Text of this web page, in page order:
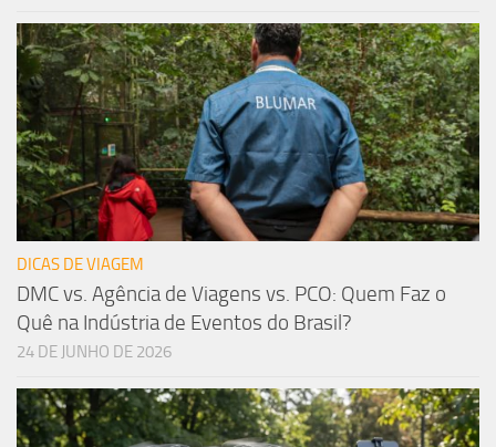
DICAS DE VIAGEM
DMC vs. Agência de Viagens vs. PCO: Quem Faz o
Quê na Indústria de Eventos do Brasil?
24 DE JUNHO DE 2026